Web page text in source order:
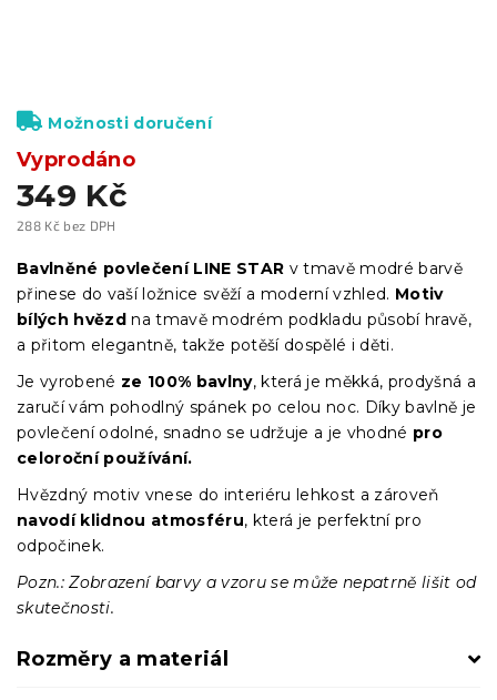
349 Kč
288 Kč bez DPH
cena:
Vyprodáno
Možnosti doručení
Bavlněné povlečení LINE STAR v tmavě modré barvě
přinese do vaší ložnice svěží a moderní vzhled. Motiv
bílých hvězd na tmavě modrém podkladu působí hravě,
a přitom elegantně, takže potěší dospělé i děti.
Je vyrobené ze 100% bavlny, která je měkká, prodyšná a
zaručí vám pohodlný spánek po celou noc. Díky bavlně je
povlečení odolné, snadno se udržuje a je vhodné pro
celoroční používání.
Hvězdný motiv vnese do interiéru lehkost a zároveň
navodí klidnou atmosféru, která je perfektní pro
odpočinek.
Pozn.: Zobrazení barvy a vzoru se může nepatrně lišit od
skutečnosti.
Rozměry a materiál